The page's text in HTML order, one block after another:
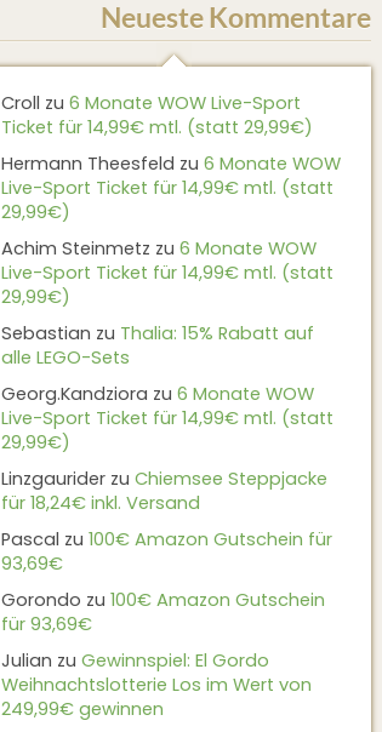
Neueste Kommentare
Croll zu 6 Monate WOW Live-Sport
Ticket für 14,99€ mtl. (statt 29,99€)
Hermann Theesfeld zu 6 Monate WOW
Live-Sport Ticket für 14,99€ mtl. (statt
29,99€)
Achim Steinmetz zu 6 Monate WOW
Live-Sport Ticket für 14,99€ mtl. (statt
29,99€)
Sebastian zu Thalia: 15% Rabatt auf
alle LEGO-Sets
Georg.Kandziora zu 6 Monate WOW
Live-Sport Ticket für 14,99€ mtl. (statt
29,99€)
Linzgaurider zu Chiemsee Steppjacke
für 18,24€ inkl. Versand
Pascal zu 100€ Amazon Gutschein für
93,69€
Gorondo zu 100€ Amazon Gutschein
für 93,69€
Julian zu Gewinnspiel: El Gordo
Weihnachtslotterie Los im Wert von
249,99€ gewinnen